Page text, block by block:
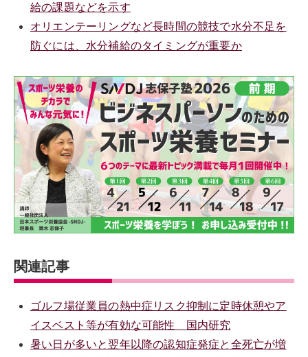
給の課題などを示す
オリエンテーリングなど長時間の競技で水分不足を
防ぐには、水分補給のタイミングが重要か
関連記事
ゴルフ場従業員の熱中症リスク抑制に定時休憩やア
イスベスト等が有効な可能性 国内研究
暑い日が多いと翌年以降の認知症発症と全死亡が増